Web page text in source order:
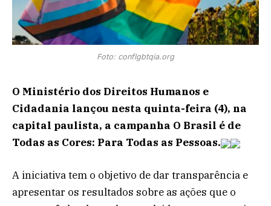
Foto: conflgbtqia.org
O Ministério dos Direitos Humanos e
Cidadania lançou nesta quinta-feira (4), na
capital paulista, a campanha O Brasil é de
Todas as Cores: Para Todas as Pessoas.
A iniciativa tem o objetivo de dar transparência e
apresentar os resultados sobre as ações que o